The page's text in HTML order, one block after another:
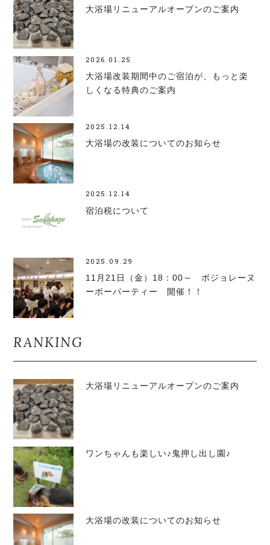
大浴場リニューアルオープンのご案内
2026.01.25
大浴場改装期間中のご宿泊が、もっと楽
しくなる特典のご案内
2025.12.14
大浴場の改装についてのお知らせ
2025.12.14
宿泊税について
2025.09.29
11月21日（金）18：00～ ボジョレーヌ
ーボーパーティー 開催！！
RANKING
大浴場リニューアルオープンのご案内
ワンちゃんも楽しい♪鬼押し出し園♪
大浴場の改装についてのお知らせ